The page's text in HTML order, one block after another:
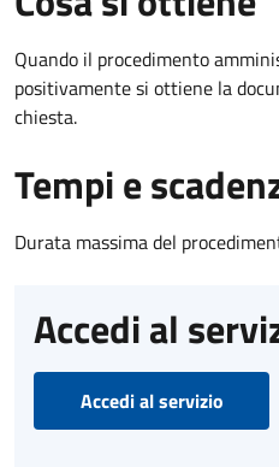
Quando il procedimento
positivamente si ottiene la
chiesta.
Tempi e
Durata massima del
Accedi al
Accedi al servizio